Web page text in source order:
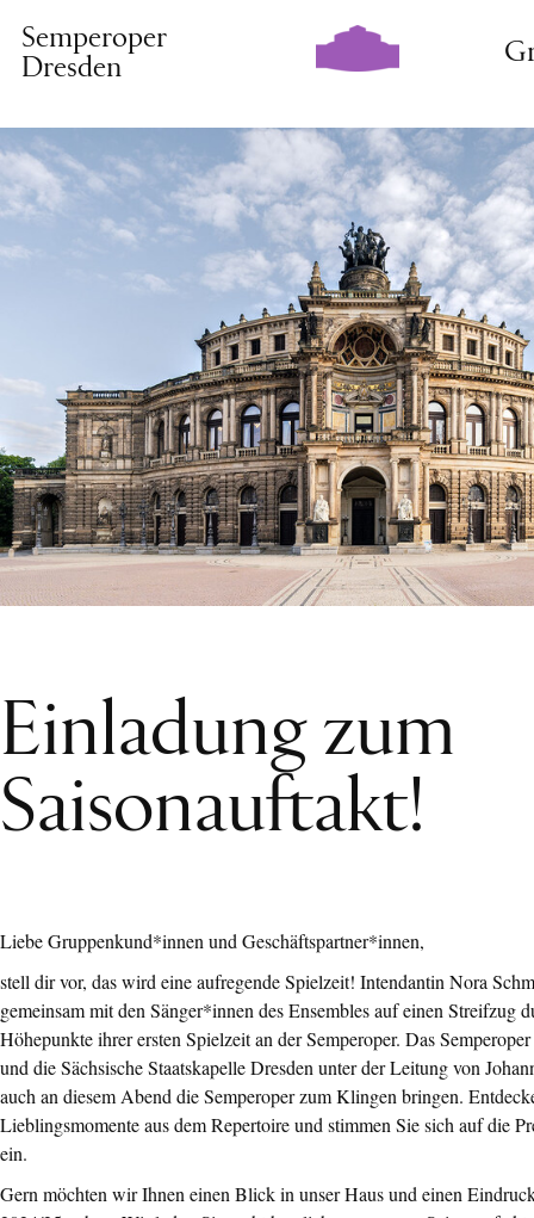
Semperoper
Dresden
Einladung zum
Saisonauftakt!
Liebe Gruppenkund*innen und Geschäftspartner*innen,
stell dir vor, das wird eine aufregende Spielzeit! Intendantin Nora
gemeinsam mit den Sänger*innen des Ensembles auf einen Streifzug
Höhepunkte ihrer ersten Spielzeit an der Semperoper. Das
und die Sächsische Staatskapelle Dresden unter der Leitung von
auch an diesem Abend die Semperoper zum Klingen bringen.
Lieblingsmomente aus dem Repertoire und stimmen Sie sich auf die
ein.
Gern möchten wir Ihnen einen Blick in unser Haus und einen